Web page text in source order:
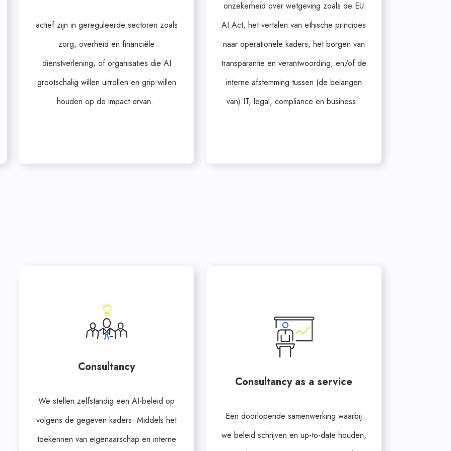
actief zijn in gereguleerde sectoren zoals
zorg, overheid en financiële
dienstverlening, of organisaties die AI
grootschalig willen uitrollen en grip willen
houden op de impact ervan.
onzekerheid over wetgeving zoals de EU
AI Act, het vertalen van ethische principes
naar operationele kaders, het borgen van
transparantie en verantwoording, en/of de
interne afstemming tussen (de belangen
van) IT,legal, compliance en business.
Consultancy
We stellen zelfstandig een AI-beleid op
volgens de gegeven kaders. Middels het
toekennen van eigenaarschap en interne
Consultancy as a service
Een doorlopende samenwerking waarbij
we beleid schrijven en up-to-date houden,